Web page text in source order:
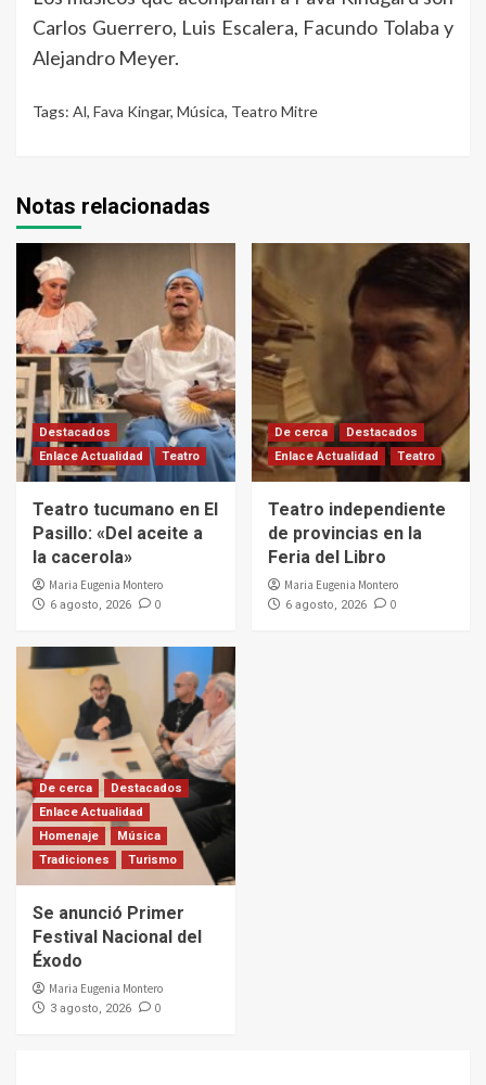
Carlos Guerrero, Luis Escalera, Facundo Tolaba y
Alejandro Meyer.
Tags: Al, Fava Kingar, Música, Teatro Mitre
Notas relacionadas
Destacados
Enlace Actualidad
Teatro
Teatro tucumano en El
Pasillo: «Del aceite a
la cacerola»
Maria Eugenia Montero
6 agosto, 2026 0
De cerca
Destacados
Enlace Actualidad
Teatro
Teatro independiente
de provincias en la
Feria del Libro
Maria Eugenia Montero
6 agosto, 2026 0
De cerca
Destacados
Enlace Actualidad
Homenaje
Música
Tradiciones
Turismo
Se anunció Primer
Festival Nacional del
Éxodo
Maria Eugenia Montero
3 agosto, 2026 0